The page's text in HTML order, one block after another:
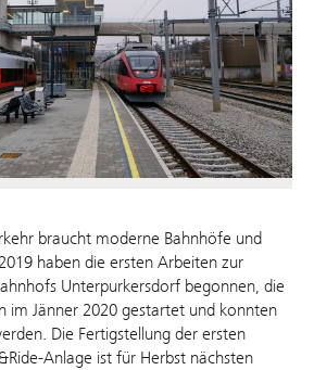
braucht moderne Bahnhöfe und
haben die ersten Arbeiten zur
Unterpurkersdorf begonnen, die
im Jänner 2020 gestartet und konnten
Die Fertigstellung der ersten
Anlage ist für Herbst nächsten